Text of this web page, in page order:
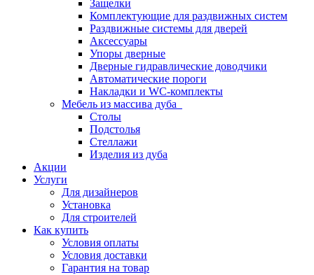
Защелки
Комплектующие для раздвижных систем
Раздвижные системы для дверей
Аксессуары
Упоры дверные
Дверные гидравлические доводчики
Автоматические пороги
Накладки и WC-комплекты
Мебель из массива дуба
Столы
Подстолья
Стеллажи
Изделия из дуба
Акции
Услуги
Для дизайнеров
Установка
Для строителей
Как купить
Условия оплаты
Условия доставки
Гарантия на товар